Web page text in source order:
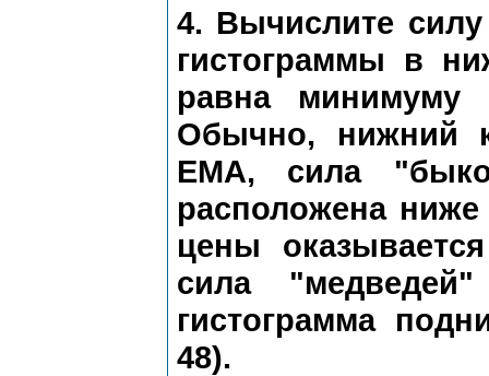
4. Вычислите
гистограммы в
равна
Обычно, нижний
ЕМА, сила
расположена
цены
сила
гистограмма
48).